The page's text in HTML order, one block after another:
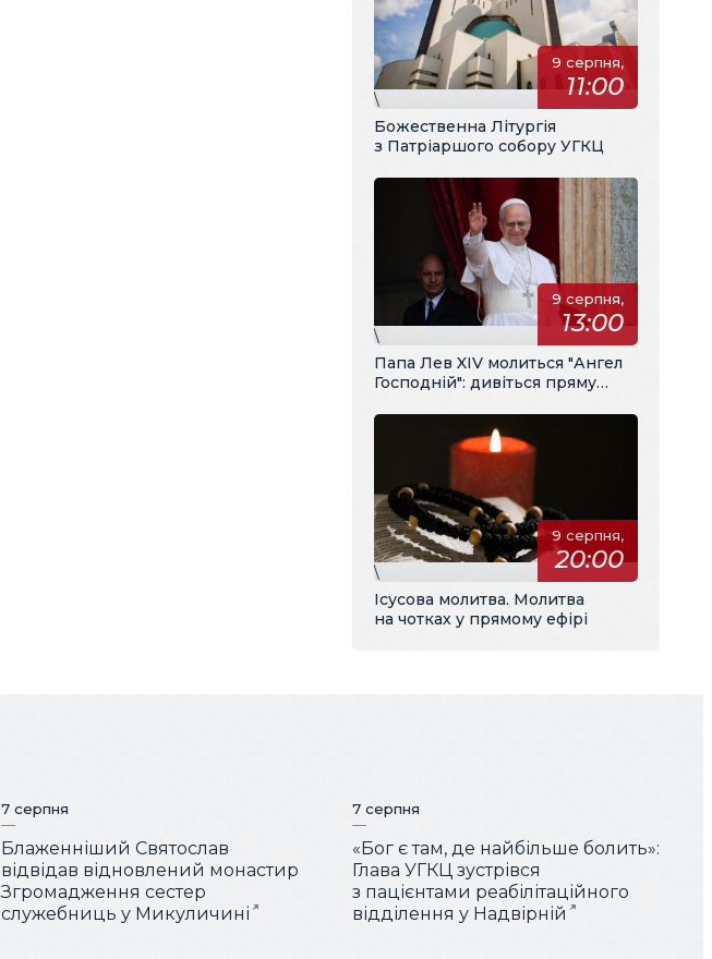
9 серпня,
11:00
\
Божественна Літургія
з Патріаршого собору УГКЦ
9 серпня,
13:00
\
Папа Лев XIV молиться "Ангел
Господній": дивіться пряму
перекладом
9 серпня,
20:00
\
Ісусова молитва. Молитва
на чотках у прямому ефірі
7 серпня
Блаженніший Святослав
відвідав відновлений монастир
Згромадження сестер
служебниць у Микуличині
7 серпня
«Бог є там, де найбільше болить»:
Глава УГКЦ зустрівся
з пацієнтами реабілітаційного
відділення у Надвірній